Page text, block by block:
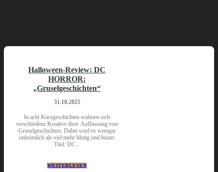
Halloween-Review: DC
HORROR:
„Gruselgeschichten“
31.10.2025
In acht Kurzgeschichten widmen sich
verschiedene Kreative ihrer Auffassung von
Gruselgeschichten. Dabei wird es weniger
unheimlich als viel mehr blutig und bizarr.
Titel: DC...
WEITERLESEN